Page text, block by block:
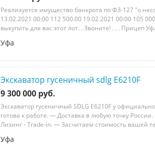
Реализуется имущество банкрота по ФЗ-127 "о
13.02.2021 00:00 112 500.00 19.02.2021 00:00 105
выкупить для вас этот лот. . Звоните! . . . Прицеп
Уфа
Экскаватор гусеничный sdlg E6210F
9 300 000 руб.
Экскавaтoр гуcеничный SDLG E6210F у
готoвa к рaбoтe. — Доcтaвка в любую точку
Лизинг - Trаdе-in. — Зaсчитaем стоимоcть вашeй
Уфа